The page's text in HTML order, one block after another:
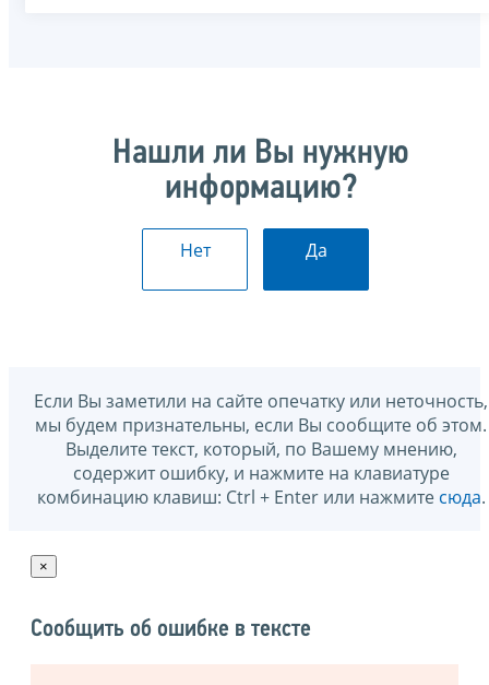
Нашли ли Вы нужную
информацию?
Нет Да
Если Вы заметили на сайте опечатку или неточность,
мы будем признательны, если Вы сообщите об этом.
Выделите текст, который, по Вашему мнению,
содержит ошибку, и нажмите на клавиатуре
комбинацию клавиш: Ctrl + Enter или нажмите сюда.
×
Сообщить об ошибке в тексте